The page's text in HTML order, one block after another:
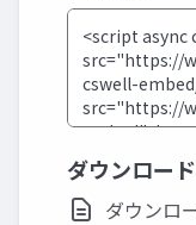
ダウンロード
ダウンロ